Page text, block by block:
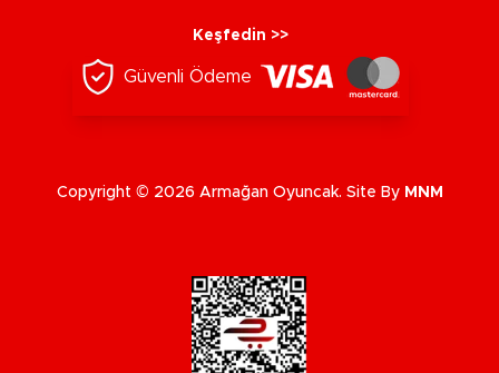
Keşfedin >>
Güvenli Ödeme
Copyright © 2026 Armağan Oyuncak. Site By MNM